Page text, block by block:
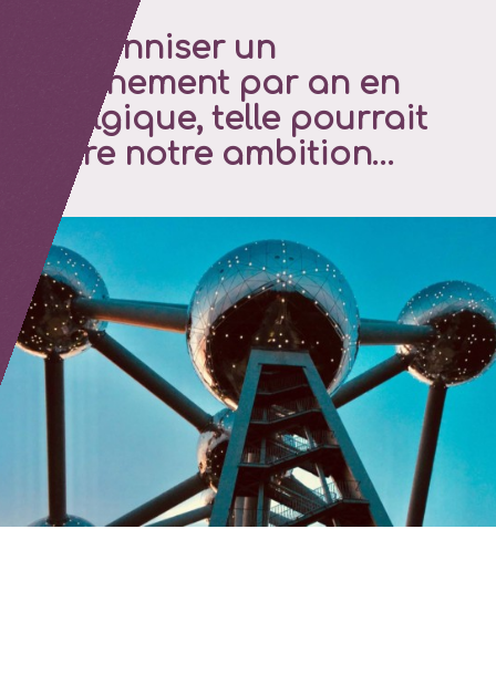
Pérenniser un
événement par an en
Belgique, telle pourrait
être notre ambition…